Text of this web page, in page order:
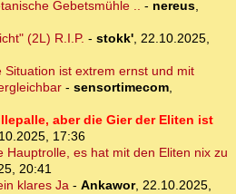
Gebetsmühle .. - nereus,
(2L) R.I.P. - stokk', 22.10.2025,
Situation ist extrem ernst und mit
- sensortimecom,
aber die Gier der Eliten ist
17:36
Hauptrolle, es hat mit den Eliten nix zu
20:41
klares Ja- Ankawor, 22.10.2025,